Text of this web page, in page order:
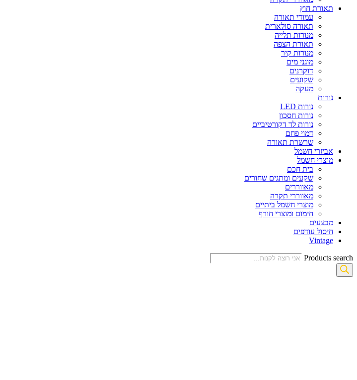
תאורת חוץ
עמודי תאורה
תאורה סולארית
מנורות תלייה
תאורת הצפה
מנורות קיר
מוגני מים
דוקרנים
שקועים
מעקה
נורות
נורות LED
נורות חסכון
נורות לד דקורטיביים
דמוי פחם
שרשרת תאורה
אביזרי חשמל
מוצרי חשמל
בית חכם
שקעים ומתגים שחורים
מאווררים
מאווררי תקרה
מוצרי חשמל ביתיים
חימום ומוצרי חורף
מבצעים
חיסול עודפים
Vintage
Products search